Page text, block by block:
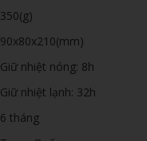
350(g)
90x80x210(mm)
Giữ nhiệt nóng: 8h
Giữ nhiệt lạnh: 32h
6 tháng